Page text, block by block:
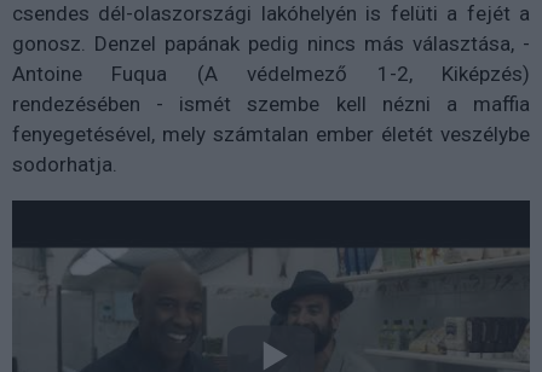
csendes dél-olaszországi lakóhelyén is felüti a fejét a
gonosz. Denzel papának pedig nincs más választása, -
Antoine Fuqua (A védelmező 1-2, Kiképzés)
rendezésében - ismét szembe kell nézni a maffia
fenyegetésével, mely számtalan ember életét veszélybe
sodorhatja.